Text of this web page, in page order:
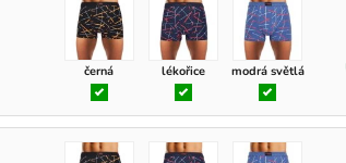
černá lékořice modrá světlá